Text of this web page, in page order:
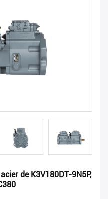
de K3V180DT-9N5P,